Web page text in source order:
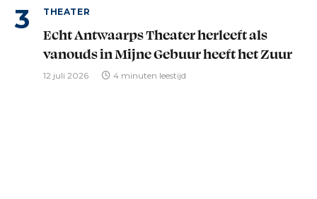
THEATER
Echt Antwaarps Theater herleeft als
vanouds in Mijne Gebuur heeft het Zuur
12 juli 2026 4 minuten leestijd